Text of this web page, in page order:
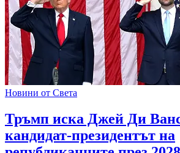
Новини от Света
Тръмп иска Джей Ди
кандидат-президентът на